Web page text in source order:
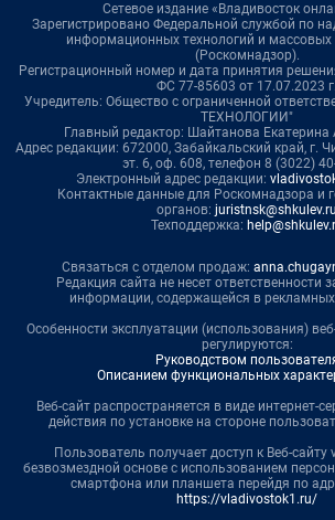
Сетевое издание «Владивосток
Зарегистрировано Федеральной службой по
информационных технологий и
(Роскомнадзор).
Регистрационный номер и дата принятия
ФС 77-85603 от 17.07.2023 г.
Учредитель: Общество с ограниченной
ТЕХНОЛОГИИ"
Главный редактор: Шайтанова Екатерина
Адрес редакции: 672000, Забайкальский край, г.
эт. 6, оф. 608, телефон 8 (3022)
Электронный адрес редакции:
Контактные данные для Роскомнадзора и
органов: juristnsk@shkulev.ru
Техподдержка:
Связаться с отделом продаж:
Редакция сайта не несет ответственности
информации, содержащейся в
Особенности эксплуатации (использования)
регулируются:
Руководством
Описанием функциональных
Веб-сайт распространяется в виде интернет-
действия по установке на стороне
Пользователь получает доступ к Веб-
безвозмездной основе с использованием
смартфона или планшета перейдя по
https://vladivostok1.ru/